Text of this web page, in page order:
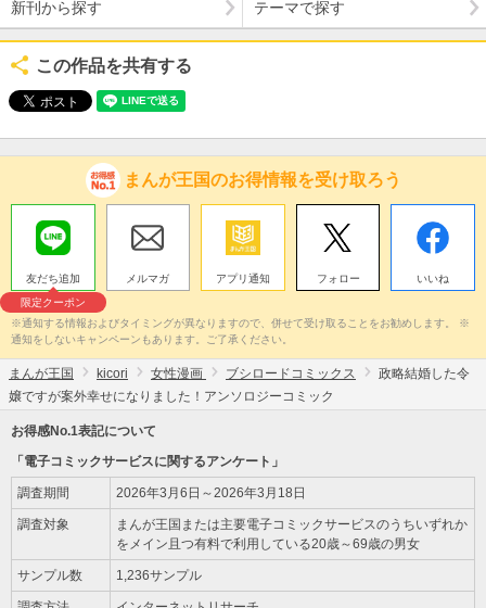
新刊から探す テーマで探す
この作品を共有する
まんが王国のお得情報を受け取ろう
友だち追加
限定クーポン
メルマガ アプリ通知 フォロー いいね
※通知する情報およびタイミングが異なりますので、併せて受け取ることをお勧めします。 ※
通知をしないキャンペーンもあります。ご了承ください。
まんが王国 kicori 女性漫画 ブシロードコミックス
政略結婚した令
嬢ですが案外幸せになりました！アンソロジーコミック
お得感No.1表記について
「電子コミックサービスに関するアンケート」
調査期間 2026年3月6日～2026年3月18日
調査対象
まんが王国または主要電子コミックサービスのうちいずれか
をメイン且つ有料で利用している20歳～69歳の男女
サンプル数 1,236サンプル